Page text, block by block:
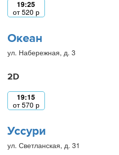
19:25
от520 р
Океан
ул. Набережная, д. 3
2D
19:15
от570 р
Уссури
ул. Светланская, д. 31